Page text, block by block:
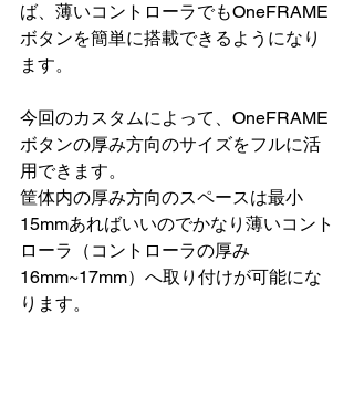
ば、薄いコントローラでもOneFRAME
ボタンを簡単に搭載できるようになり
ます。
今回のカスタムによって、OneFRAME
ボタンの厚み方向のサイズをフルに活
用できます。
筐体内の厚み方向のスペースは最小
15mmあればいいのでかなり薄いコント
ローラ（コントローラの厚み
16mm~17mm）へ取り付けが可能にな
ります。